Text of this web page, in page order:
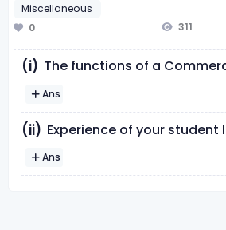
Miscellaneous
0
311
(i) The functions of a
Ans
(ii) Experience of your student
Ans